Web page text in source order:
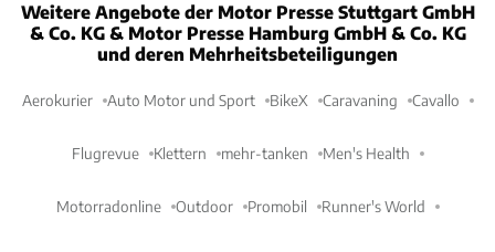
Weitere Angebote der Motor Presse Stuttgart GmbH
& Co. KG & Motor Presse Hamburg GmbH & Co. KG
und deren Mehrheitsbeteiligungen
Aerokurier Auto Motor und Sport BikeX Caravaning Cavallo
Flugrevue Klettern mehr-tanken Men's Health
Motorradonline Outdoor Promobil Runner's World